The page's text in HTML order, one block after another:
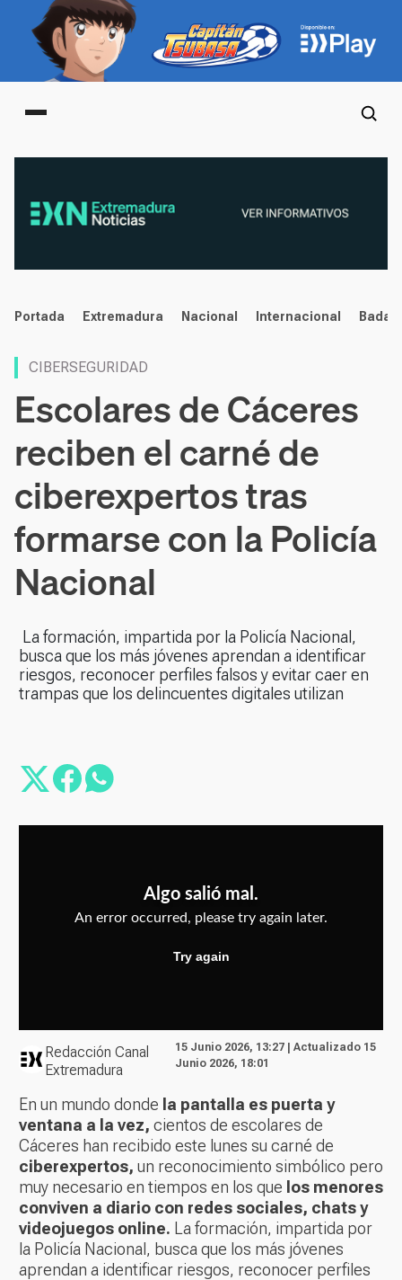
Main menu
noticias
Portada Extremadura Nacional Internacional
CIBERSEGURIDAD
Escolares de Cáceres
reciben el carné de
ciberexpertos tras
formarse con la Policía
Nacional
La formación, impartida por la Policía Nacional,
busca que los más jóvenes aprendan a identificar
riesgos, reconocer perfiles falsos y evitar caer en
trampas que los delincuentes digitales utilizan
Redacción Canal
Extremadura
15 Junio 2026, 13:27 | Actualizado 15
Junio 2026, 18:01
En un mundo donde la pantalla es puerta y
ventana a la vez, cientos de escolares de
Cáceres han recibido este lunes su carné de
ciberexpertos, un reconocimiento simbólico pero
muy necesario en tiempos en los que los menores
conviven a diario con redes sociales, chats y
videojuegos online. La formación, impartida por
la Policía Nacional, busca que los más jóvenes
aprendan a identificar riesgos, reconocer perfiles